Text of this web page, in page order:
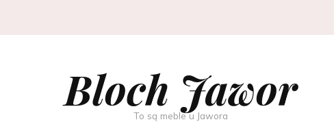
Bloch Jawor
To są meble u Jawora